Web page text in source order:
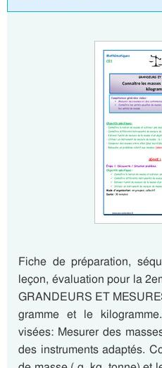
Fiche de préparation,
leçon, évaluation pour la
GRANDEURS ET
gramme et le
visées: Mesurer des
des instruments adaptés.